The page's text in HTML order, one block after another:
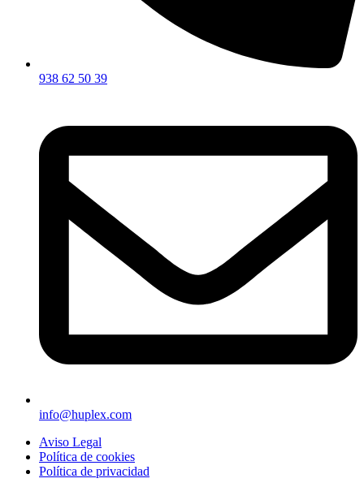
938 62 50 39
info@huplex.com
Aviso Legal
Política de cookies
Política de privacidad